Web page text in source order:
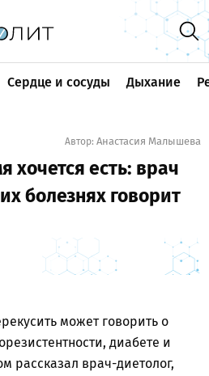
Сердце и сосуды Дыхание
Автор: Анастасия Малышева
хочется есть: врач
болезнях говорит
может говорить о
диабете и
рассказал врач-диетолог,